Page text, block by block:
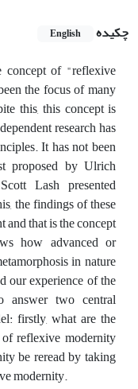
چکیده
English
of "reflexive
the focus of many
this, this concept is
research has
It has not been
proposed by Ulrich
Lash presented
the findings of these
that is the concept
how advanced or
in nature
our experience of the
answer two central
firstly, what are the
reflexive modernity
be reread by taking
modernity.